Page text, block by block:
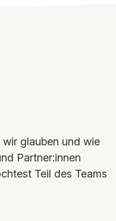
glauben und wie
Partner:innen
Teil des Teams